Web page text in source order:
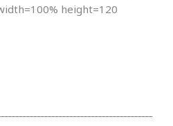
height=120